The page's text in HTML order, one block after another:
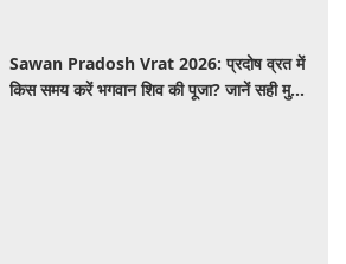
Sawan Pradosh Vrat 2026: प्रदोष व्रत में
किस समय करें भगवान शिव की पूजा? जानें सही मुहूर्त